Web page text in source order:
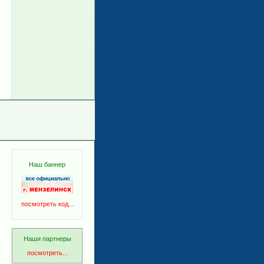
Наш баннер
посмотреть код...
Наши партнеры
посмотреть...